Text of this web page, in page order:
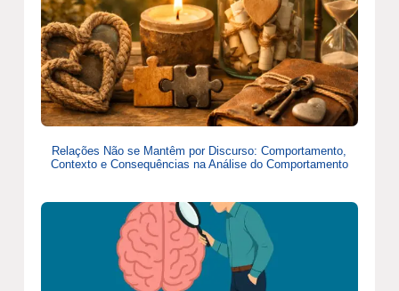
Relações Não se Mantêm por Discurso: Comportamento,
Contexto e Consequências na Análise do Comportamento